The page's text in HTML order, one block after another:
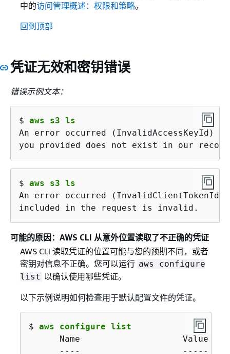
中的访问管理概述：权限和策略。
回到顶部
凭证无效和密钥错误
错误示例文本：
$ aws s3 ls
An error occurred (InvalidAccessKeyId)
you provided does not exist in our
$ aws s3 ls
An error occurred
included in the request is invalid.
可能的原因：AWS CLI 从意外位置读取了不正确的凭证
AWS CLI 读取凭证的位置可能与您的预期不同，或者
密钥对信息不正确。您可以运行 aws configure
list 以确认使用哪些凭证。
以下示例说明如何检查用于默认配置文件的凭证。
$ aws configure list
Name                    Value
----                    -----